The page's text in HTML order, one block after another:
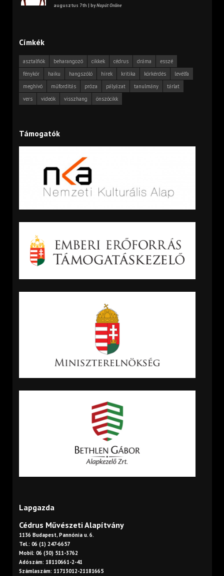
augusztus 7th | byNapút Online
Címkék
asztalfiók beharangozó cikkek cédrus dráma
esszé
fénykör
haiku hangszóló hírek kritika körkérdés
levélfa
meghívó
műfordítás próza pályázat tanulmány
tárlat
vers
videók visszhang önszócikk
Támogatók
Lapgazda
Cédrus Művészeti Alapítvány
1136 Budapest, Pannónia u. 6.
Tel.: 06 (1) 247-6657
Mobil: 06 (30) 511-3762
Adószám: 18110661-2-41
Számlaszám: 11713012-21181665